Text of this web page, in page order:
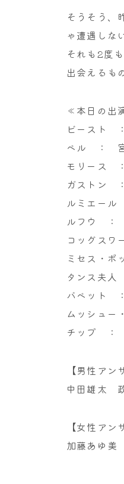
そうそう、
ゃ遭遇しな
それも2度
出会えるも
≪本日の出
ビースト
ベル ：
モリース
ガストン
ルミエー
ルフウ ：
コッグス
ミセス・
タンス夫
バベット
ムッシュ
チップ ：
【男性ア
中田雄太
【女性ア
加藤あゆ